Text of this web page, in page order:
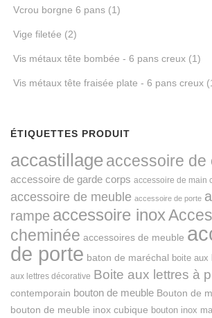
Vcrou borgne 6 pans (1)
Vige filetée (2)
Vis métaux tête bombée - 6 pans creux (1)
Vis métaux tête fraisée plate - 6 pans creux
ÉTIQUETTES PRODUIT
accastillageaccessoire de
accessoire de garde corps accessoire de main
accessoire de meuble accessoire de porte
rampe accessoire inox
cheminée accessoires de meuble
de porte baton de maréchal boite aux
aux lettres décorative Boite aux lettres à
contemporain bouton de meuble Bouton de
bouton de meuble inox cubique bouton inox